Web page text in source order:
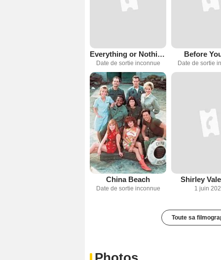
Everything or Nothing: The Untold Story of 007
Date de sortie inconnue
Before
Date de sortie
China Beach
Date de sortie inconnue
Shirley
1 juin
Toute sa